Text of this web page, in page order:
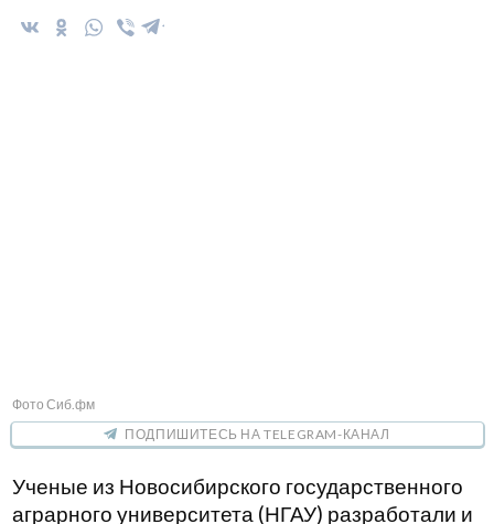
Фото Сиб.фм
ПОДПИШИТЕСЬ НА TELEGRAM-КАНАЛ
Ученые из Новосибирского государственного
аграрного университета (НГАУ) разработали и